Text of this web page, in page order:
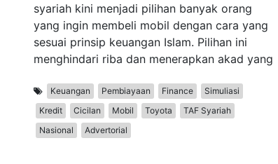
syariah kini menjadi pilihan banyak orang
yang ingin membeli mobil dengan cara yang
sesuai prinsip keuangan Islam. Pilihan ini
menghindari riba dan menerapkan akad yang
Keuangan Pembiayaan Finance
Simuliasi
Kredit
Cicilan Mobil Toyota
TAF Syariah
Nasional
Advertorial